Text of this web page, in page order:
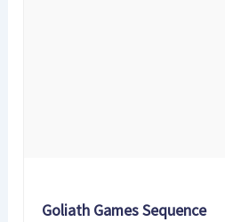
Goliath Games Sequence